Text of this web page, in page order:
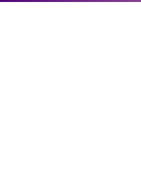
Конкурсы и Акции